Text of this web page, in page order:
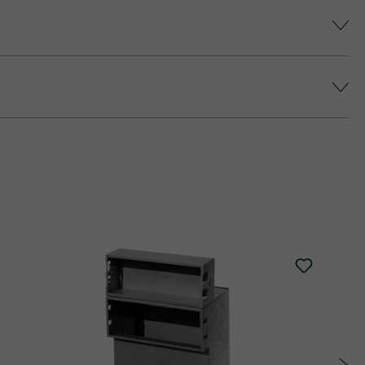
platina fedlap áll rendelkezésre (fedlap
impregnálását javasolja (ez felár
érjünk el, és elkerüljük a